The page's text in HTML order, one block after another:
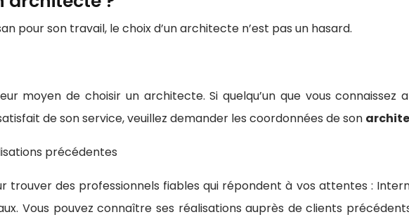
pour son travail, le choix d’un architecte n’est pas un hasard.
moyen de choisir un architecte. Si quelqu’un que vous
de son service, veuillez demander les coordonnées de son
précédentes
trouver des professionnels fiables qui répondent à vos attentes :
Vous pouvez connaître ses réalisations auprès de clients